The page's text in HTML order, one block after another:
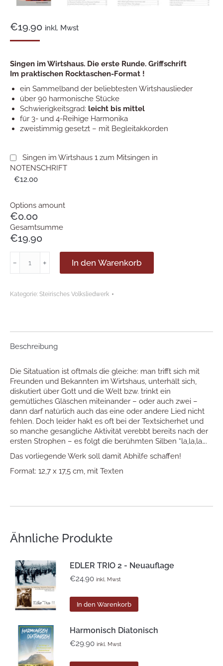
€19.90 inkl. Mwst
Singen im Wirtshaus. Die erste Runde. Griffschrift
Im praktischen Rocktaschen-Format !
ein Sammelband der beliebtesten Wirtshauslieder
über 90 harmonische Stücke
Schwierigkeitsgrad: leicht bis mittel
für 3- und 4-Reihige Harmonika
zweistimmig gesetzt – mit Begleitakkorden
Singen im Wirtshaus 1 zum Mitsingen in
NOTENSCHRIFT
€12.00
Options amount
€0.00
Gesamtsumme
€19.90
Wirtshaus
Die
﹣ ﹢ In den Warenkorb
Kategorie: Steirisches Volksliedwerk
Beschreibung
Die Sitatuation ist oftmals die gleiche: man trifft sich mit
Freunden und Bekannten im Wirtshaus, unterhält sich,
diskutiert über Gott und die Welt bzw. trinkt ein
gemütliches Gläschen miteinander – oder auch zwei –
dann darf natürlich auch das eine oder andere Lied nicht
fehlen. Doch leider hakt es oft bei der Textsicherhet und
so manche gesangliche Aktivität verebbt bereits nach der
ersten Strophen – es folgt die berühmten Silben “la,la,la….
Das vorliegende Werk soll damit Abhilfe schaffen!
Format: 12,7 x 17,5 cm, mit Texten
Ähnliche Produkte
EDLER TRIO 2 - Neuauflage
€24.90 inkl. Mwst
In den Warenkorb
Harmonisch Diatonisch
€29.90 inkl. Mwst